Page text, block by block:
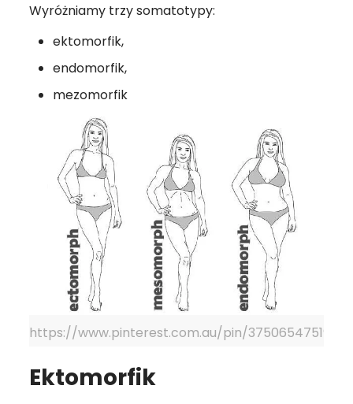
Wyróżniamy trzy somatotypy:
ektomorfik,
endomorfik,
mezomorfik
https://www.pinterest.com.au/pin/
Ektomorfik